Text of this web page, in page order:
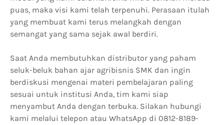
puas, maka visi kami telah terpenuhi. Perasaan itulah
yang membuat kami terus melangkah dengan
semangat yang sama sejak awal berdiri.
Saat Anda membutuhkan distributor yang paham
seluk-beluk bahan ajar agribisnis SMK dan ingin
berdiskusi mengenai materi pembelajaran paling
sesuai untuk institusi Anda, tim kami siap
menyambut Anda dengan terbuka. Silakan hubungi
kami melalui telepon atau WhatsApp di 0812-8189-